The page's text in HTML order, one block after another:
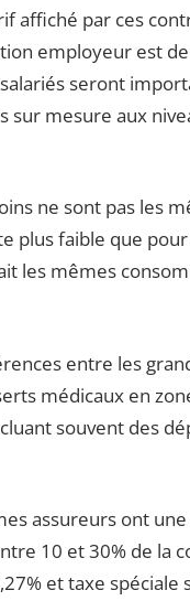
affiché par ces
employeur est de
seront
mesure aux
ne sont pas les
plus faible que
les mêmes
entre les
médicaux en
souvent des
assureurs ont
10 et 30% de la
et taxe spéciale